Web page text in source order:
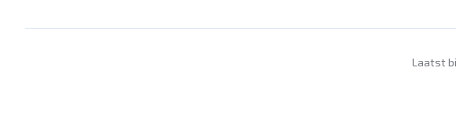
Laatst